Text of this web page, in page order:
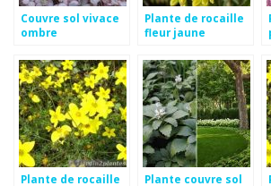
Couvre sol vivace
ombre
Plante de rocaille
fleur jaune
Plante de rocaille
Plante couvre sol